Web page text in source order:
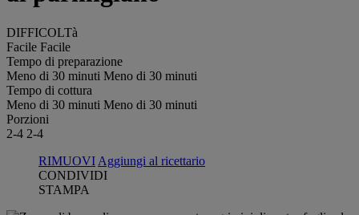
DIFFICOLTà
Facile Facile
Tempo di preparazione
Meno di 30 minuti Meno di 30 minuti
Tempo di cottura
Meno di 30 minuti Meno di 30 minuti
Porzioni
2-4 2-4
RIMUOVI Aggiungi al ricettario
CONDIVIDI
STAMPA